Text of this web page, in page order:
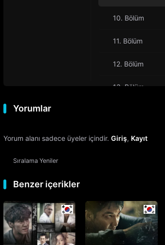
10. Bölüm
11. Bölüm
12. Bölüm
13. Bölüm
Yorumlar
Yorum alanı sadece üyeler içindir. Giriş, Kayıt
Sıralama Yeniler
Benzer içerikler